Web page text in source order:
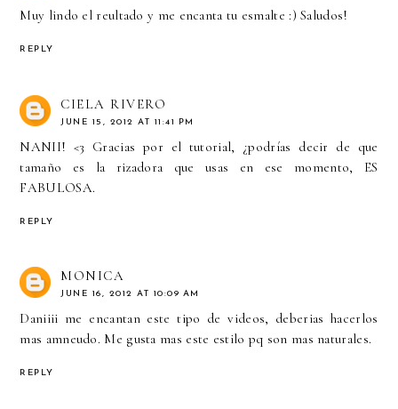
Muy lindo el reultado y me encanta tu esmalte :) Saludos!
REPLY
CIELA RIVERO
JUNE 15, 2012 AT 11:41 PM
NANII! <3 Gracias por el tutorial, ¿podrías decir de que
tamaño es la rizadora que usas en ese momento, ES
FABULOSA.
REPLY
MONICA
JUNE 16, 2012 AT 10:09 AM
Daniiii me encantan este tipo de videos, deberias hacerlos
mas amneudo. Me gusta mas este estilo pq son mas naturales.
REPLY